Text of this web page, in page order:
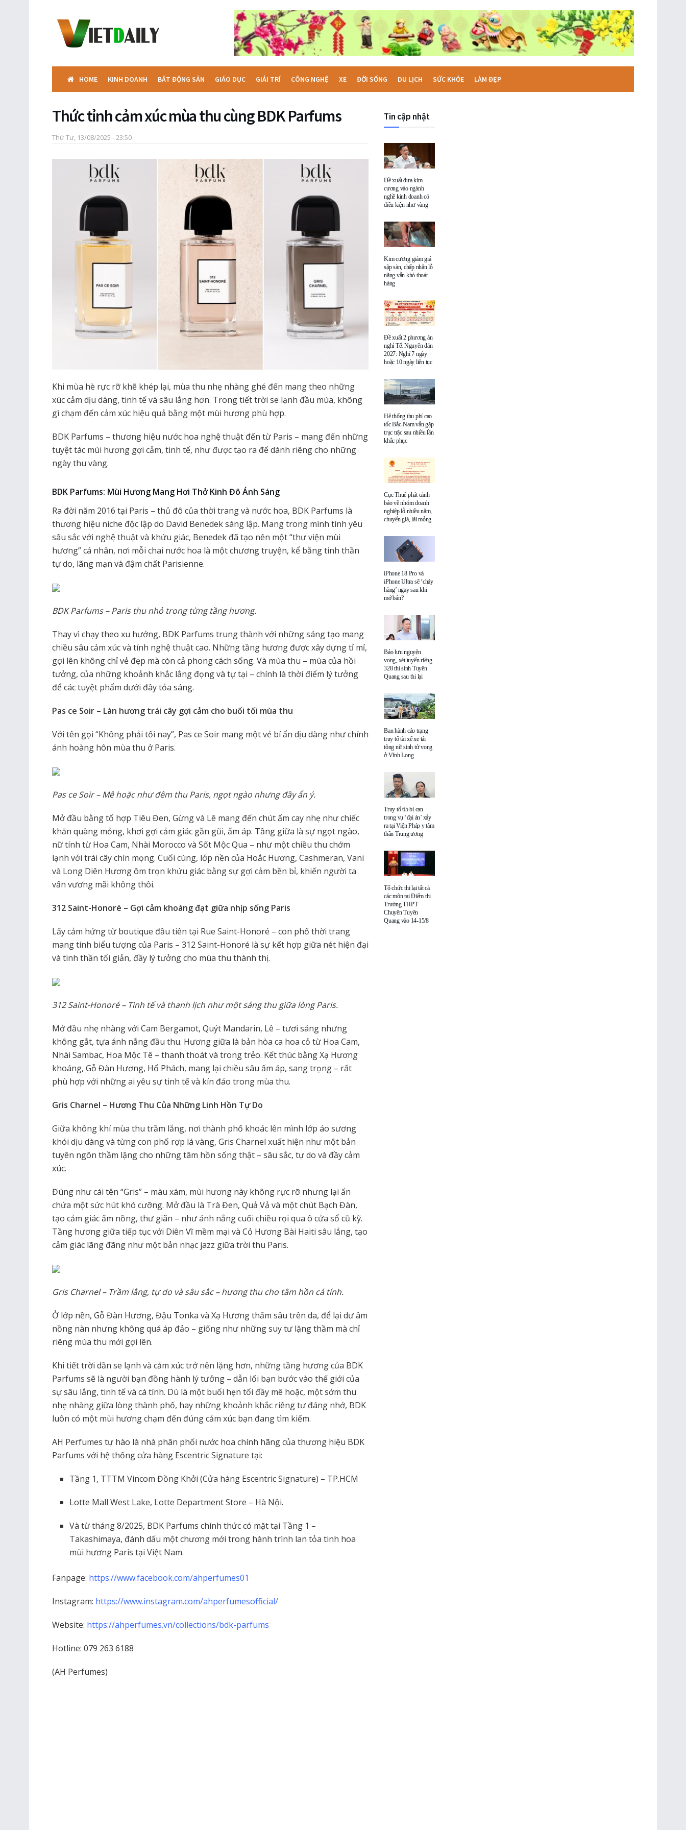
HOME KINH DOANH BẤT ĐỘNG SẢN GIÁO DỤC GIẢI TRÍ CÔNG NGHỆ XE ĐỜI SỐNG DU LỊCH SỨC KHỎE LÀM ĐẸP
Thức tỉnh cảm xúc mùa thu cùng BDK Parfums
Thứ Tư, 13/08/2025 - 23:50
Khi mùa hè rực rỡ khẽ khép lại, mùa thu nhẹ nhàng ghé đến mang theo những
xúc cảm dịu dàng, tinh tế và sâu lắng hơn. Trong tiết trời se lạnh đầu mùa, không
gì chạm đến cảm xúc hiệu quả bằng một mùi hương phù hợp.
BDK Parfums – thương hiệu nước hoa nghệ thuật đến từ Paris – mang đến những
tuyệt tác mùi hương gợi cảm, tinh tế, như được tạo ra để dành riêng cho những
ngày thu vàng.
BDK Parfums: Mùi Hương Mang Hơi Thở Kinh Đô Ánh Sáng
Ra đời năm 2016 tại Paris – thủ đô của thời trang và nước hoa, BDK Parfums là
thương hiệu niche độc lập do David Benedek sáng lập. Mang trong mình tình yêu
sâu sắc với nghệ thuật và khứu giác, Benedek đã tạo nên một “thư viện mùi
hương” cá nhân, nơi mỗi chai nước hoa là một chương truyện, kể bằng tinh thần
tự do, lãng mạn và đậm chất Parisienne.
BDK Parfums – Paris thu nhỏ trong từng tầng hương.
Thay vì chạy theo xu hướng, BDK Parfums trung thành với những sáng tạo mang
chiều sâu cảm xúc và tính nghệ thuật cao. Những tầng hương được xây dựng tỉ mỉ,
gợi lên không chỉ vẻ đẹp mà còn cả phong cách sống. Và mùa thu – mùa của hồi
tưởng, của những khoảnh khắc lắng đọng và tự tại – chính là thời điểm lý tưởng
để các tuyệt phẩm dưới đây tỏa sáng.
Pas ce Soir – Làn hương trái cây gợi cảm cho buổi tối mùa thu
Với tên gọi “Không phải tối nay”, Pas ce Soir mang một vẻ bí ẩn dịu dàng như chính
ánh hoàng hôn mùa thu ở Paris.
Pas ce Soir – Mê hoặc như đêm thu Paris, ngọt ngào nhưng đầy ẩn ý.
Mở đầu bằng tổ hợp Tiêu Đen, Gừng và Lê mang đến chút ấm cay nhẹ như chiếc
khăn quàng mỏng, khơi gợi cảm giác gần gũi, ấm áp. Tầng giữa là sự ngọt ngào,
nữ tính từ Hoa Cam, Nhài Morocco và Sốt Mộc Qua – như một chiều thu chớm
lạnh với trái cây chín mọng. Cuối cùng, lớp nền của Hoắc Hương, Cashmeran, Vani
và Long Diên Hương ôm trọn khứu giác bằng sự gợi cảm bền bỉ, khiến người ta
vấn vương mãi không thôi.
312 Saint-Honoré – Gợi cảm khoáng đạt giữa nhịp sống Paris
Lấy cảm hứng từ boutique đầu tiên tại Rue Saint-Honoré – con phố thời trang
mang tính biểu tượng của Paris – 312 Saint-Honoré là sự kết hợp giữa nét hiện đại
và tinh thần tối giản, đầy lý tưởng cho mùa thu thành thị.
312 Saint-Honoré – Tinh tế và thanh lịch như một sáng thu giữa lòng Paris.
Mở đầu nhẹ nhàng với Cam Bergamot, Quýt Mandarin, Lê – tươi sáng nhưng
không gắt, tựa ánh nắng đầu thu. Hương giữa là bản hòa ca hoa cỏ từ Hoa Cam,
Nhài Sambac, Hoa Mộc Tê – thanh thoát và trong trẻo. Kết thúc bằng Xạ Hương
khoáng, Gỗ Đàn Hương, Hổ Phách, mang lại chiều sâu ấm áp, sang trọng – rất
phù hợp với những ai yêu sự tinh tế và kín đáo trong mùa thu.
Gris Charnel – Hương Thu Của Những Linh Hồn Tự Do
Giữa không khí mùa thu trầm lắng, nơi thành phố khoác lên mình lớp áo sương
khói dịu dàng và từng con phố rợp lá vàng, Gris Charnel xuất hiện như một bản
tuyên ngôn thầm lặng cho những tâm hồn sống thật – sâu sắc, tự do và đầy cảm
xúc.
Đúng như cái tên “Gris” – màu xám, mùi hương này không rực rỡ nhưng lại ẩn
chứa một sức hút khó cưỡng. Mở đầu là Trà Đen, Quả Vả và một chút Bạch Đàn,
tạo cảm giác ấm nồng, thư giãn – như ánh nắng cuối chiều rọi qua ô cửa sổ cũ kỹ.
Tầng hương giữa tiếp tục với Diên Vĩ mềm mại và Cỏ Hương Bài Haiti sâu lắng, tạo
cảm giác lãng đãng như một bản nhạc jazz giữa trời thu Paris.
Gris Charnel – Trầm lắng, tự do và sâu sắc – hương thu cho tâm hồn cá tính.
Ở lớp nền, Gỗ Đàn Hương, Đậu Tonka và Xạ Hương thấm sâu trên da, để lại dư âm
nồng nàn nhưng không quá áp đảo – giống như những suy tư lặng thầm mà chỉ
riêng mùa thu mới gợi lên.
Khi tiết trời dần se lạnh và cảm xúc trở nên lặng hơn, những tầng hương của BDK
Parfums sẽ là người bạn đồng hành lý tưởng – dẫn lối bạn bước vào thế giới của
sự sâu lắng, tinh tế và cá tính. Dù là một buổi hẹn tối đầy mê hoặc, một sớm thu
nhẹ nhàng giữa lòng thành phố, hay những khoảnh khắc riêng tư đáng nhớ, BDK
luôn có một mùi hương chạm đến đúng cảm xúc bạn đang tìm kiếm.
AH Perfumes tự hào là nhà phân phối nước hoa chính hãng của thương hiệu BDK
Parfums với hệ thống cửa hàng Escentric Signature tại:
Tầng 1, TTTM Vincom Đồng Khởi (Cửa hàng Escentric Signature) – TP.HCM
Lotte Mall West Lake, Lotte Department Store – Hà Nội.
Và từ tháng 8/2025, BDK Parfums chính thức có mặt tại Tầng 1 –
Takashimaya, đánh dấu một chương mới trong hành trình lan tỏa tinh hoa
mùi hương Paris tại Việt Nam.
Fanpage: https://www.facebook.com/ahperfumes01
Instagram: https://www.instagram.com/ahperfumesofficial/
Website: https://ahperfumes.vn/collections/bdk-parfums
Hotline: 079 263 6188
(AH Perfumes)
Tin cập nhật
Đề xuất đưa kim
cương vào ngành
nghề kinh doanh có
điều kiện như vàng
Kim cương giảm giá
sập sàn, chấp nhận lỗ
nặng vẫn khó thoát
hàng
Đề xuất 2 phương án
nghỉ Tết Nguyên đán
2027: Nghỉ 7 ngày
hoặc 10 ngày liên tục
Hệ thống thu phí cao
tốc Bắc-Nam vẫn gặp
trục trặc sau nhiều lần
khắc phục
Cục Thuế phát cảnh
báo về nhóm doanh
nghiệp lỗ nhiều năm,
chuyển giá, lãi mỏng
iPhone 18 Pro và
iPhone Ultra sẽ ‘cháy
hàng’ ngay sau khi
mở bán?
Bảo lưu nguyện
vọng, xét tuyển riêng
328 thí sinh Tuyên
Quang sau thi lại
Ban hành cáo trạng
truy tố tài xế xe tải
tông nữ sinh tử vong
ở Vĩnh Long
Truy tố 65 bị can
trong vụ ‘đại án’ xảy
ra tại Viện Pháp y tâm
thần Trung ương
Tổ chức thi lại tất cả
các môn tại Điểm thi
Trường THPT
Chuyên Tuyên
Quang vào 14-15/8